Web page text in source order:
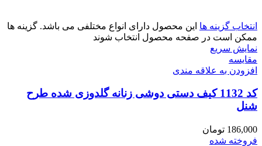
انتخاب گزینه ها این محصول دارای انواع مختلفی می باشد. گزینه ها
ممکن است در صفحه محصول انتخاب شوند
نمایش سریع
مقايسه
افزودن به علاقه مندی
کد 1132 کیف دستی دوشی زنانه گلدوزی شده طرح
شنل
186,000 تومان
فروخته شده